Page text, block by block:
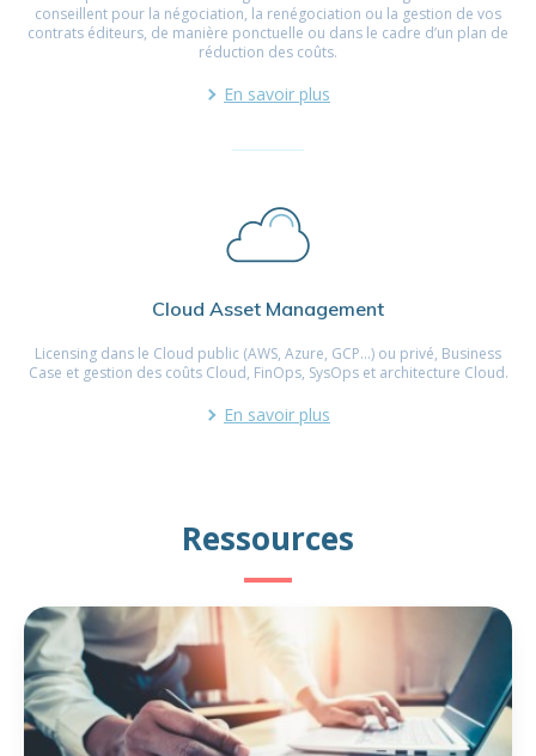
conseillent pour la négociation, la renégociation ou la gestion de vos
contrats éditeurs, de manière ponctuelle ou dans le cadre d’un plan de
réduction des coûts.
En savoir plus
Cloud Asset Management
Licensing dans le Cloud public (AWS, Azure, GCP…) ou privé, Business
Case et gestion des coûts Cloud, FinOps, SysOps et architecture Cloud.
En savoir plus
Ressources